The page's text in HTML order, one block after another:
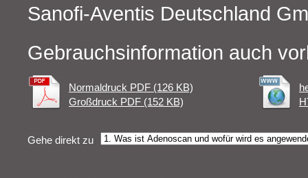
Sanofi-Aventis Deutschland
Gebrauchsinformation auch
Normaldruck PDF (126 KB)
Großdruck PDF (152 KB)
Gehe direkt zu